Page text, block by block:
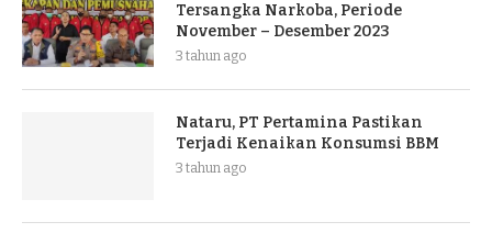
Tersangka Narkoba, Periode
November – Desember 2023
3 tahun ago
Nataru, PT Pertamina Pastikan
Terjadi Kenaikan Konsumsi BBM
3 tahun ago